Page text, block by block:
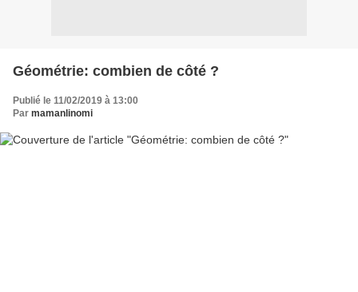
Géométrie: combien de côté ?
Publié le 11/02/2019 à 13:00
Par mamanlinomi